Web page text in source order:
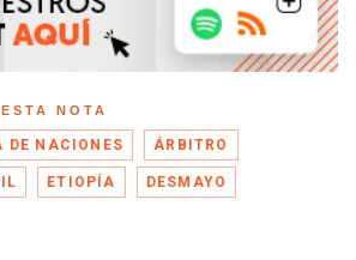
NOTA
DE NACIONES ÁRBITRO
ETIOPÍA DESMAYO